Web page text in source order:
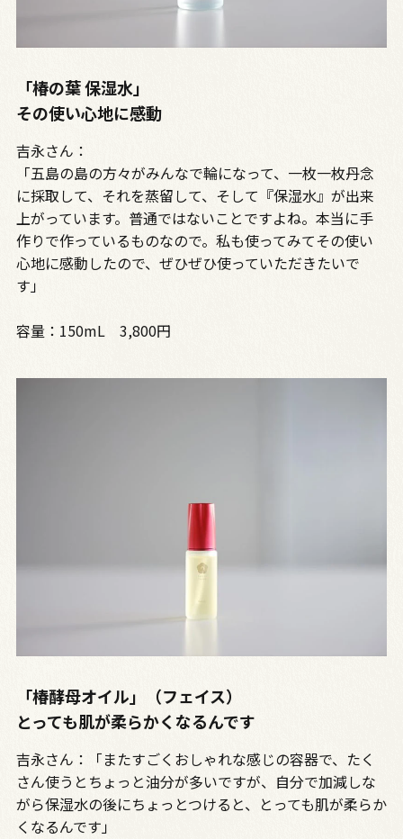
「椿の葉 保湿水」
その使い心地に感動
吉永さん：
「五島の島の方々がみんなで輪になって、一枚一枚丹念
に採取して、それを蒸留して、そして『保湿水』が出来
上がっています。普通ではないことですよね。本当に手
作りで作っているものなので。私も使ってみてその使い
心地に感動したので、ぜひぜひ使っていただきたいで
す」
容量：150mL 3,800円
「椿酵母オイル」（フェイス）
とっても肌が柔らかくなるんです
吉永さん：「またすごくおしゃれな感じの容器で、たく
さん使うとちょっと油分が多いですが、自分で加減しな
がら保湿水の後にちょっとつけると、とっても肌が柔らか
くなるんです」